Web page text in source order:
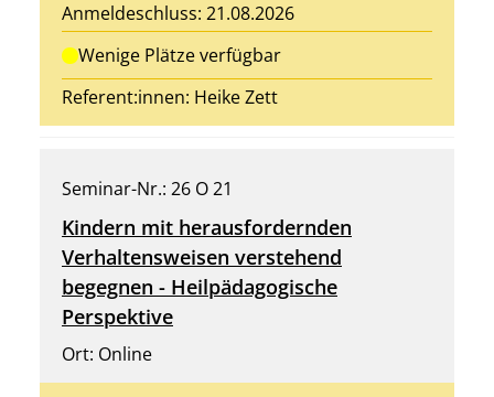
Anmeldeschluss: 21.08.2026
Wenige Plätze verfügbar
Referent:innen: Heike Zett
Seminar-Nr.: 26 O 21
Kindern mit herausfordernden
Verhaltensweisen verstehend
begegnen - Heilpädagogische
Perspektive
Ort: Online